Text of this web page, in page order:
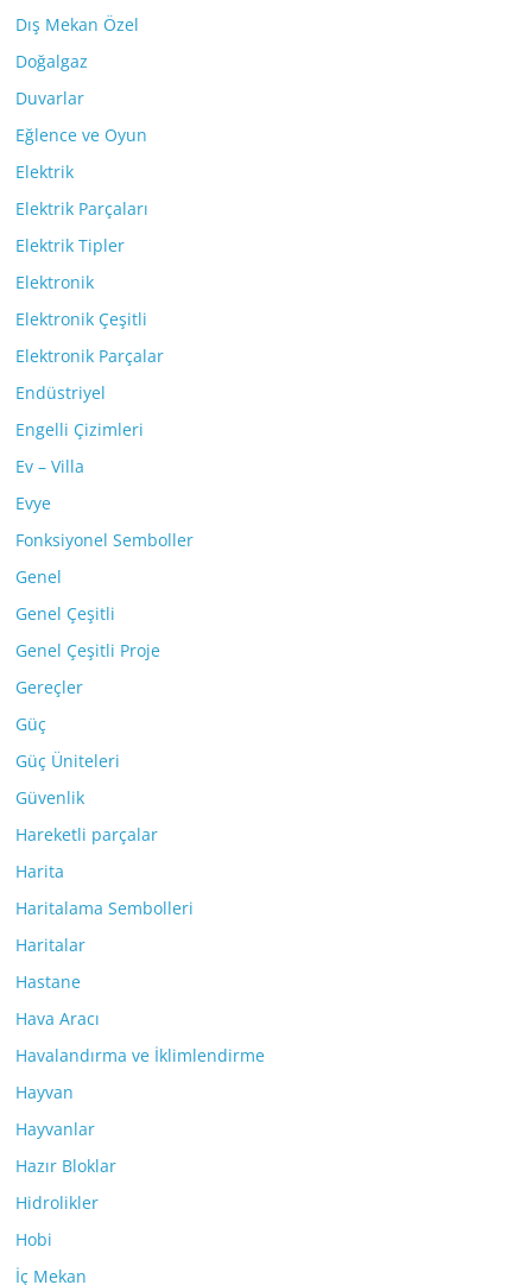
Dış Mekan Özel
Doğalgaz
Duvarlar
Eğlence ve Oyun
Elektrik
Elektrik Parçaları
Elektrik Tipler
Elektronik
Elektronik Çeşitli
Elektronik Parçalar
Endüstriyel
Engelli Çizimleri
Ev – Villa
Evye
Fonksiyonel Semboller
Genel
Genel Çeşitli
Genel Çeşitli Proje
Gereçler
Güç
Güç Üniteleri
Güvenlik
Hareketli parçalar
Harita
Haritalama Sembolleri
Haritalar
Hastane
Hava Aracı
Havalandırma ve İklimlendirme
Hayvan
Hayvanlar
Hazır Bloklar
Hidrolikler
Hobi
İç Mekan